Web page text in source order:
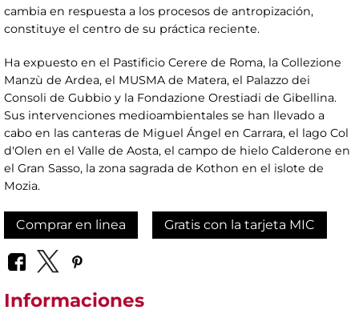
cambia en respuesta a los procesos de antropización,
constituye el centro de su práctica reciente.
Ha expuesto en el Pastificio Cerere de Roma, la Collezione
Manzù de Ardea, el MUSMA de Matera, el Palazzo dei
Consoli de Gubbio y la Fondazione Orestiadi de Gibellina.
Sus intervenciones medioambientales se han llevado a
cabo en las canteras de Miguel Ángel en Carrara, el lago Col
d'Olen en el Valle de Aosta, el campo de hielo Calderone en
el Gran Sasso, la zona sagrada de Kothon en el islote de
Mozia.
Comprar en linea Gratis con la tarjeta MIC
Informaciones